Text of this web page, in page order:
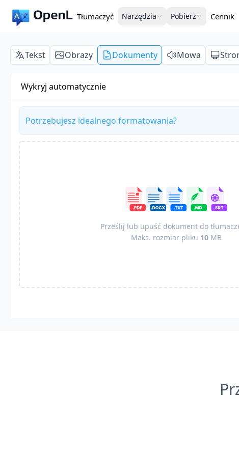
Tłumaczyć Narzędzia Pobierz Cennik
Tekst Obrazy Dokumenty Mowa
Wykryj automatycznie
Potrzebujesz idealnego formatowania?
Prześlij lub upuść dokument do
Maks. rozmiar pliku 10 MB